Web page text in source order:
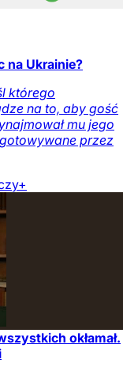
na Ukrainie?
którego
na to, aby gość
mu jego
przez
okłamał.